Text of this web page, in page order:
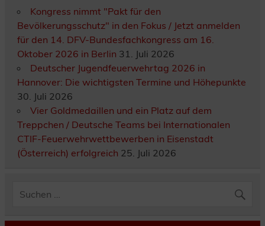
Kongress nimmt "Pakt für den
Bevölkerungsschutz" in den Fokus / Jetzt anmelden
für den 14. DFV-Bundesfachkongress am 16.
Oktober 2026 in Berlin 31. Juli 2026
Deutscher Jugendfeuerwehrtag 2026 in
Hannover: Die wichtigsten Termine und Höhepunkte
30. Juli 2026
Vier Goldmedaillen und ein Platz auf dem
Treppchen / Deutsche Teams bei Internationalen
CTIF-Feuerwehrwettbewerben in Eisenstadt
(Österreich) erfolgreich 25. Juli 2026